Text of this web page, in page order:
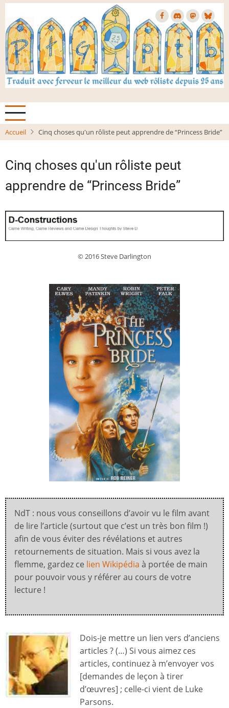
Aller
contenu
principal
Accueil Cinq choses qu'un rôliste peut apprendre de “Princess Bride”
Cinq choses qu'un rôliste peut
apprendre de “Princess Bride”
© 2016 Steve Darlington
NdT : nous vous conseillons d’avoir vu le film avant
de lire l’article (surtout que c’est un très bon film !)
afin de vous éviter des révélations et autres
retournements de situation. Mais si vous avez la
flemme, gardez ce lien Wikipédia à portée de main
pour pouvoir vous y référer au cours de votre
lecture !
Dois-je mettre un lien vers d’anciens
articles ? (…) Si vous aimez ces
articles, continuez à m’envoyer vos
[demandes de leçon à tirer
d’œuvres] ; celle-ci vient de Luke
Parsons.